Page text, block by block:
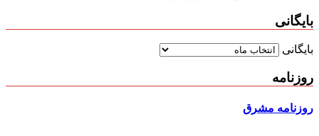
بایگانی
بایگانی
روزنامه
روزنامه مشرق